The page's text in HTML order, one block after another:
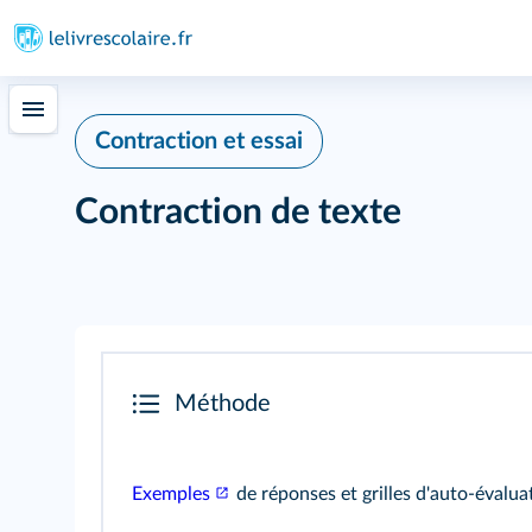
Contraction et essai
Contraction de texte
Méthode
Exemples de réponses et grilles d'auto-